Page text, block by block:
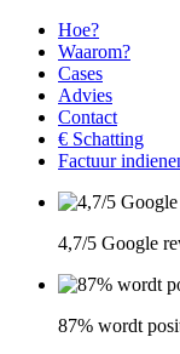
Hoe?
Waarom?
Cases
Advies
Contact
€ Schatting
Factuur
4,7/5 Google
87% wordt